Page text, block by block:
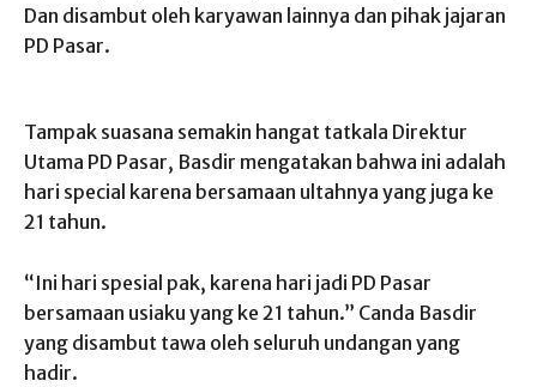
Dan disambut oleh karyawan lainnya dan pihak jajaran
PD Pasar.
Tampak suasana semakin hangat tatkala Direktur
Utama PD Pasar, Basdir mengatakan bahwa ini adalah
hari special karena bersamaan ultahnya yang juga ke
21 tahun.
“Ini hari spesial pak, karena hari jadi PD Pasar
bersamaan usiaku yang ke 21 tahun.” Canda Basdir
yang disambut tawa oleh seluruh undangan yang
hadir.